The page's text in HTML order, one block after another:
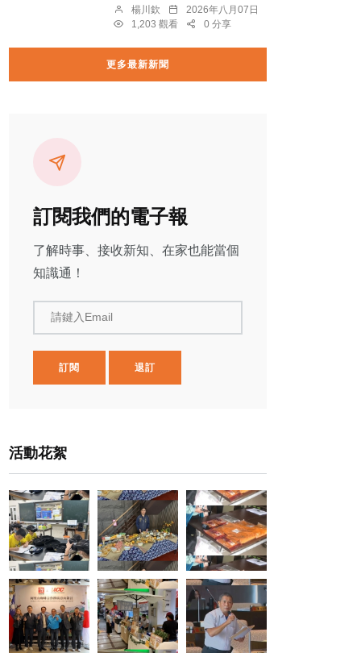
楊川欽
2026年八月07日
1,203 觀看
0 分享
更多最新新聞
訂閱我們的電子報
了解時事、接收新知、在家也能當個
知識通！
請鍵入Email
訂閱 退訂
活動花絮